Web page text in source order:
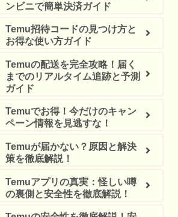
ンビニで簡単決済ガイド
Temu招待コードの見つけ方と
お得な使い方ガイド
Temuの配送を完全攻略！届く
までのリアルタイム追跡と予測
ガイド
Temuでお得！今だけのキャン
ペーン情報を見逃すな！
Temuが届かない？原因と解決
策を徹底解説！
Temuアプリの真実：怪しい噂
の裏側と安全性を徹底解説！